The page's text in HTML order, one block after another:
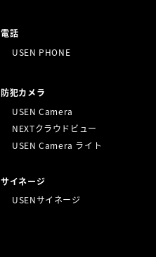
電話
USEN PHONE
防犯カメラ
USEN Camera
NEXTクラウドビュー
USEN Camera ライト
サイネージ
USENサイネージ